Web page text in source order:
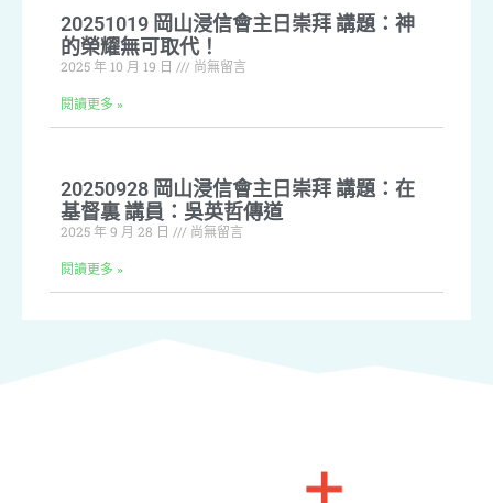
20251019 岡山浸信會主日崇拜 講題：神
的榮耀無可取代！
2025 年 10 月 19 日 尚無留言
閱讀更多 »
20250928 岡山浸信會主日崇拜 講題：在
基督裏 講員：吳英哲傳道
2025 年 9 月 28 日 尚無留言
閱讀更多 »